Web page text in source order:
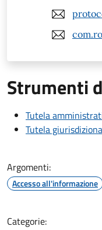
Strumenti
Tutela
Tutela
Argomenti:
Accesso all'informazione
Categorie: